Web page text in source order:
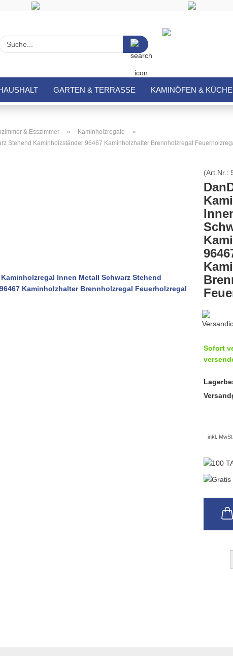
Suche...
GARTEN & TERRASSE KAMINÖFEN &
& Esszimmer » Kaminholzregale »
Stehend Kaminholzständer 96467 Kaminholzhalter Brennholzregal
(Art.Nr.:
Sofort
inkl.